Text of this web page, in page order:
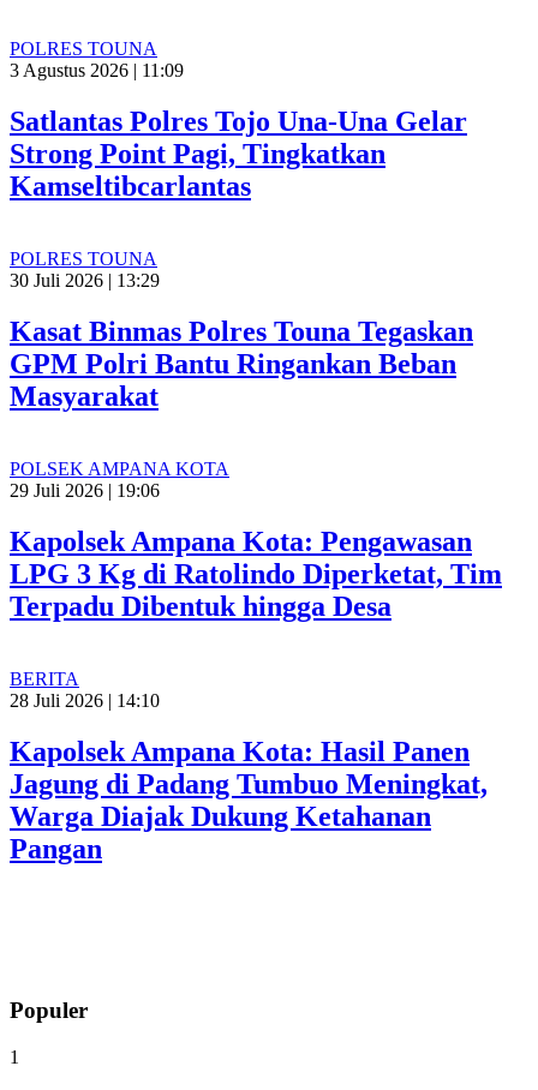
POLRES TOUNA
3 Agustus 2026 | 11:09
Satlantas Polres Tojo Una-Una Gelar
Strong Point Pagi, Tingkatkan
Kamseltibcarlantas
POLRES TOUNA
30 Juli 2026 | 13:29
Kasat Binmas Polres Touna Tegaskan
GPM Polri Bantu Ringankan Beban
Masyarakat
POLSEK AMPANA KOTA
29 Juli 2026 | 19:06
Kapolsek Ampana Kota: Pengawasan
LPG 3 Kg di Ratolindo Diperketat, Tim
Terpadu Dibentuk hingga Desa
BERITA
28 Juli 2026 | 14:10
Kapolsek Ampana Kota: Hasil Panen
Jagung di Padang Tumbuo Meningkat,
Warga Diajak Dukung Ketahanan
Pangan
Populer
1